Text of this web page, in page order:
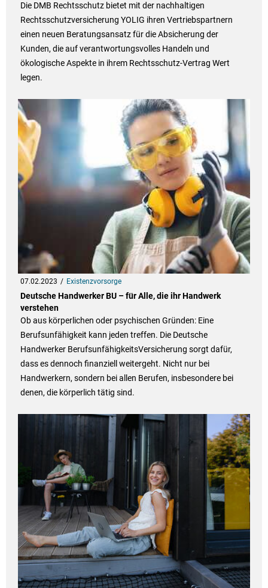
Die DMB Rechtsschutz bietet mit der nachhaltigen
Rechtsschutzversicherung YOLIG ihren Vertriebspartnern
einen neuen Beratungsansatz für die Absicherung der
Kunden, die auf verantwortungsvolles Handeln und
ökologische Aspekte in ihrem Rechtsschutz-Vertrag Wert
legen.
07.02.2023 Existenzvorsorge
Deutsche Handwerker BU – für Alle, die ihr Handwerk
verstehen
Ob aus körperlichen oder psychischen Gründen: Eine
Berufsunfähigkeit kann jeden treffen. Die Deutsche
Handwerker BerufsunfähigkeitsVersicherung sorgt dafür,
dass es dennoch finanziell weitergeht. Nicht nur bei
Handwerkern, sondern bei allen Berufen, insbesondere bei
denen, die körperlich tätig sind.